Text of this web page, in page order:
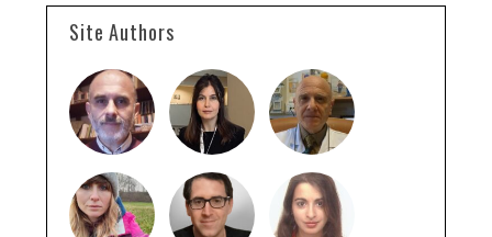
Site Authors